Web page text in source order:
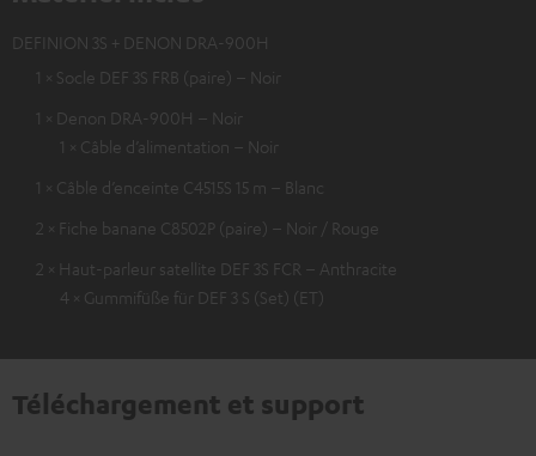
DEFINION 3S + DENON DRA-900H
1 × Socle DEF 3S FRB (paire) – Noir
1 × Denon DRA-900H – Noir
1 × Câble d’alimentation – Noir
1 × Câble d’enceinte C4515S 15 m – Blanc
2 × Fiche banane C8502P (paire) – Noir / Rouge
2 × Haut-parleur satellite DEF 3S FCR – Anthracite
4 × Gummifüße für DEF 3 S (Set) (ET)
Téléchargement et support